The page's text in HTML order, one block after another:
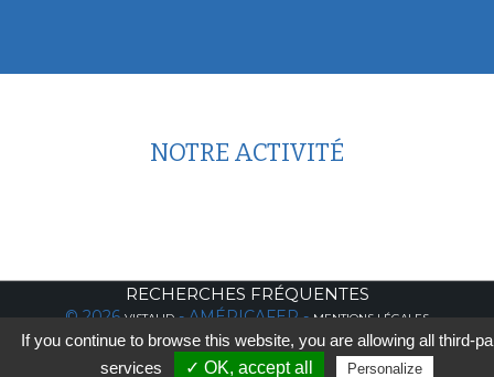
NOTRE ACTIVITÉ
RECHERCHES FRÉQUENTES
© 2026VISTALID- AMÉRICAFER -MENTIONS LÉGALES
If you continue to browse this website, you are allowing all third-
services
✓ OK, accept all Personalize